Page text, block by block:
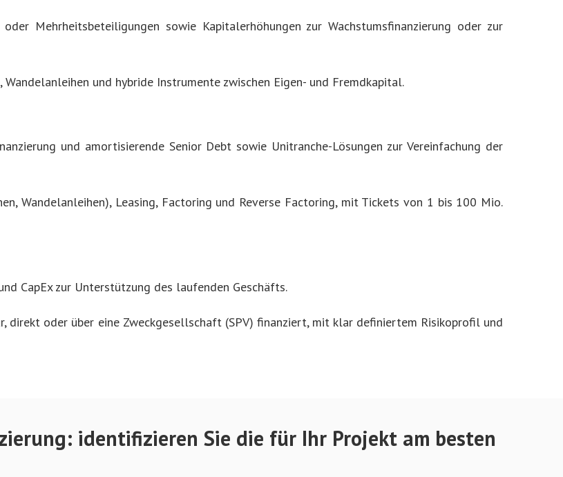
Mehrheitsbeteiligungen sowie Kapitalerhöhungen zur Wachstumsfinanzierung oder zur
und hybride Instrumente zwischen Eigen- und Fremdkapital.
und amortisierende Senior Debt sowie Unitranche-Lösungen zur Vereinfachung der
Wandelanleihen), Leasing, Factoring und Reverse Factoring, mit Tickets von 1 bis 100 Mio.
CapEx zur Unterstützung des laufenden Geschäfts.
direkt oder über eine Zweckgesellschaft (SPV) finanziert, mit klar definiertem Risikoprofil und
identifizieren Sie die für Ihr Projekt am besten